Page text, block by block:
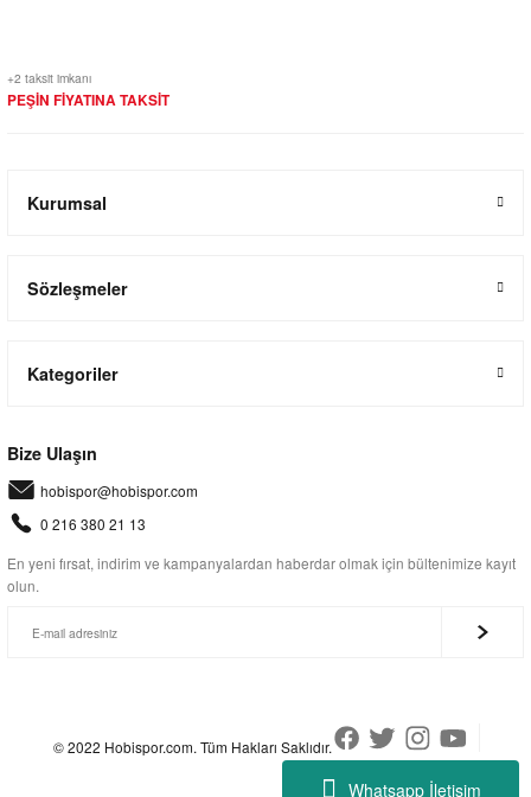
Whatsapp İletişim
+2 taksit imkanı
PEŞİN FİYATINA TAKSİT
Kurumsal
Sözleşmeler
Kategoriler
Bize Ulaşın
hobispor@hobispor.com
0 216 380 21 13
En yeni fırsat, indirim ve kampanyalardan haberdar olmak için bültenimize kayıt
olun.
© 2022 Hobispor.com. Tüm Hakları Saklıdır.